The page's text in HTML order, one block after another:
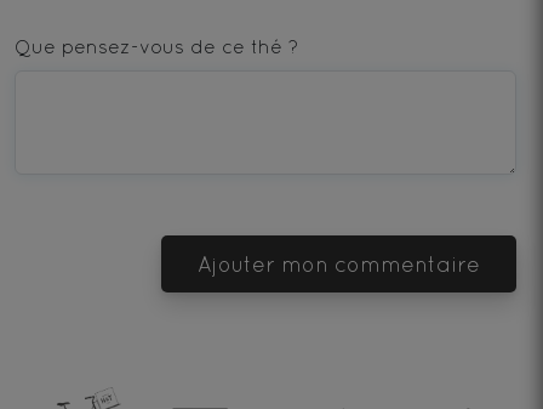
star
—
—
stars
Que pensez-vous de ce thé ?
Ajouter mon commentaire